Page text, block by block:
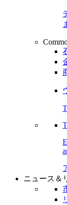
ニュース＆